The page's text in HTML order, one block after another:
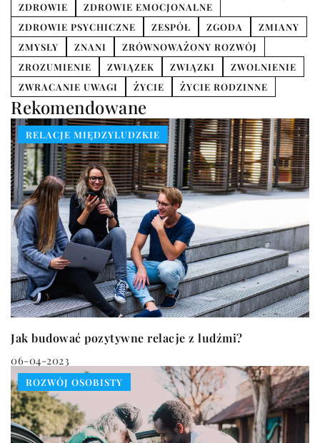
ZDROWIE
ZDROWIE EMOCJONALNE
ZDROWIE PSYCHICZNE
ZESPÓŁ ZGODA
ZMIANY
ZMYSŁY
ZNANI
ZRÓWNOWAŻONY ROZWÓJ
ZROZUMIENIE
ZWIĄZEK ZWIĄZKI
ZWOLNIENIE
ZWRACANIE UWAGI
ŻYCIE ŻYCIE RODZINNE
Rekomendowane
RELACJE MIĘDZYLUDZKIE
Jak budować pozytywne relacje z ludźmi?
06-04-2023
ROZWÓJ OSOBISTY